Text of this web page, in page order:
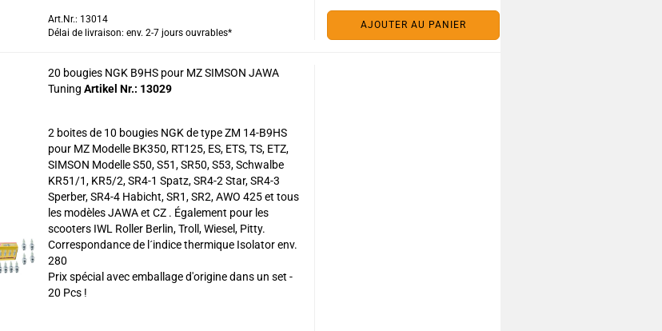
Art.Nr.: 13014
Délai de livraison: env. 2-7 jours ouvrables*
AJOUTER AU PANIER
20 bougies NGK B9HS pour MZ SIMSON JAWA
Tuning Artikel Nr.: 13029
2 boites de 10 bougies NGK de type ZM 14-B9HS
pour MZ Modelle BK350, RT125, ES, ETS, TS, ETZ,
SIMSON Modelle S50, S51, SR50, S53, Schwalbe
KR51/1, KR5/2, SR4-1 Spatz, SR4-2 Star, SR4-3
Sperber, SR4-4 Habicht, SR1, SR2, AWO 425 et tous
les modèles JAWA et CZ . Également pour les
scooters IWL Roller Berlin, Troll, Wiesel, Pitty.
Correspondance de l´indice thermique Isolator env.
280
Prix spécial avec emballage d'origine dans un set -
20 Pcs !